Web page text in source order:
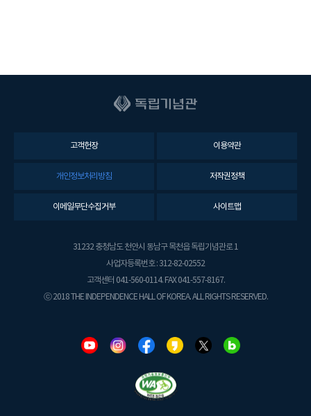
고객헌장 이용약관
개인정보처리방침 저작권정책
이메일무단수집거부 사이트맵
31232 충청남도 천안시 동남구 목천읍 독립기념관로 1
사업자등록번호 : 312-82-02552
고객센터 041-560-0114. FAX 041-557-8167.
ⓒ 2018 THE INDEPENDENCE HALL OF KOREA. ALL RIGHTS RESERVED.